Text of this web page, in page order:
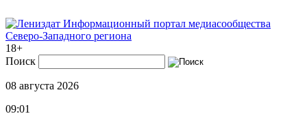
Информационный портал медиасообщества
Северо-Западного региона
18+
Поиск
08 августа 2026
09:01